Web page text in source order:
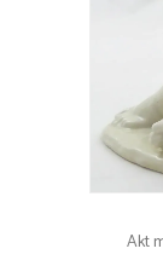
Akt